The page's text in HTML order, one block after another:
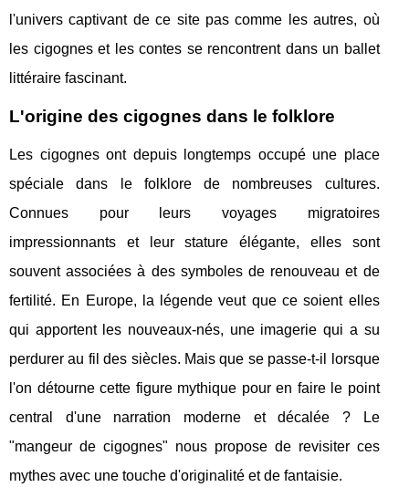
l'univers captivant de ce site pas comme les autres, où
les cigognes et les contes se rencontrent dans un ballet
littéraire fascinant.
L'origine des cigognes dans le folklore
Les cigognes ont depuis longtemps occupé une place
spéciale dans le folklore de nombreuses cultures.
Connues pour leurs voyages migratoires
impressionnants et leur stature élégante, elles sont
souvent associées à des symboles de renouveau et de
fertilité. En Europe, la légende veut que ce soient elles
qui apportent les nouveaux-nés, une imagerie qui a su
perdurer au fil des siècles. Mais que se passe-t-il lorsque
l'on détourne cette figure mythique pour en faire le point
central d'une narration moderne et décalée ? Le
"mangeur de cigognes" nous propose de revisiter ces
mythes avec une touche d'originalité et de fantaisie.